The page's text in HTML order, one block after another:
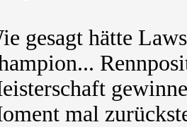
gesagt hätte
mal